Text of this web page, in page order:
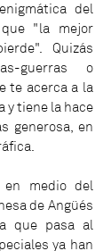
del
"la mejor
Quizás
guerras o
te acerca a la
y tiene la hace
generosa, en
en medio del
de Angüés
que pasa al
ya han